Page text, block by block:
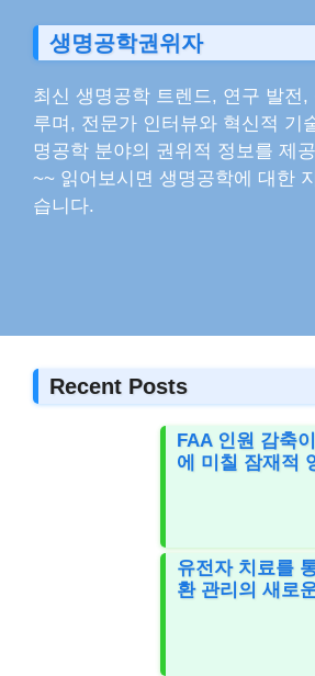
생명공학권위자
최신 생명공학 트렌드, 연구 발전
루며, 전문가 인터뷰와 혁신적 기
명공학 분야의 권위적 정보를 제
~~ 읽어보시면 생명공학에 대한
습니다.
Recent Posts
FAA 인원 감축
에 미칠 잠재적
유전자 치료를
환 관리의 새로